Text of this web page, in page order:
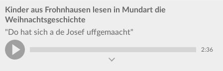
Kinder aus Frohnhausen lesen in Mundart die
Weihnachtsgeschichte
"Do hat sich a de Josef uffgemaacht"
2:36